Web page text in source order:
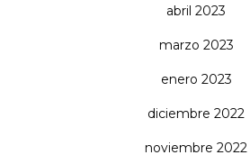
abril 2023
marzo 2023
enero 2023
diciembre 2022
noviembre 2022